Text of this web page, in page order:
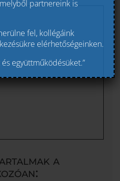
a
partnereink is
fel, kollégáink
elérhetőségeinken.
együttműködésüket.”